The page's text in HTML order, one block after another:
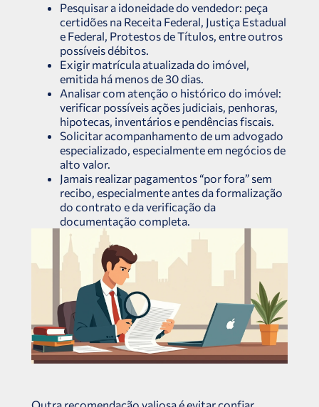
Pesquisar a idoneidade do vendedor: peça
certidões na Receita Federal, Justiça Estadual
e Federal, Protestos de Títulos, entre outros
possíveis débitos.
Exigir matrícula atualizada do imóvel,
emitida há menos de 30 dias.
Analisar com atenção o histórico do imóvel:
verificar possíveis ações judiciais, penhoras,
hipotecas, inventários e pendências fiscais.
Solicitar acompanhamento de um advogado
especializado, especialmente em negócios de
alto valor.
Jamais realizar pagamentos “por fora” sem
recibo, especialmente antes da formalização
do contrato e da verificação da
documentação completa.